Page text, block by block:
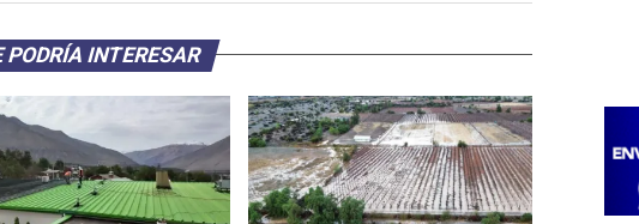
PODRÍA INTERESAR